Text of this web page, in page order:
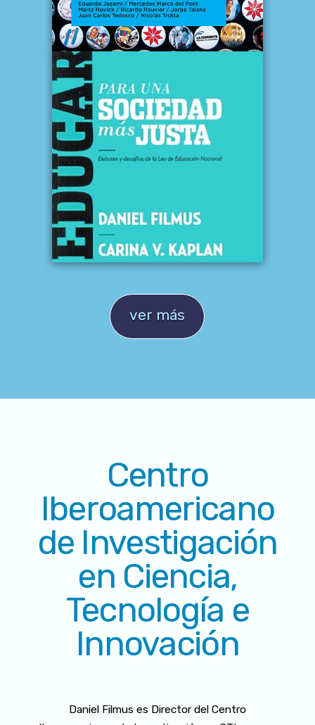
ver más
Centro
Iberoamericano
de Investigación
en Ciencia,
Tecnología e
Innovación
Daniel Filmus es Director del Centro